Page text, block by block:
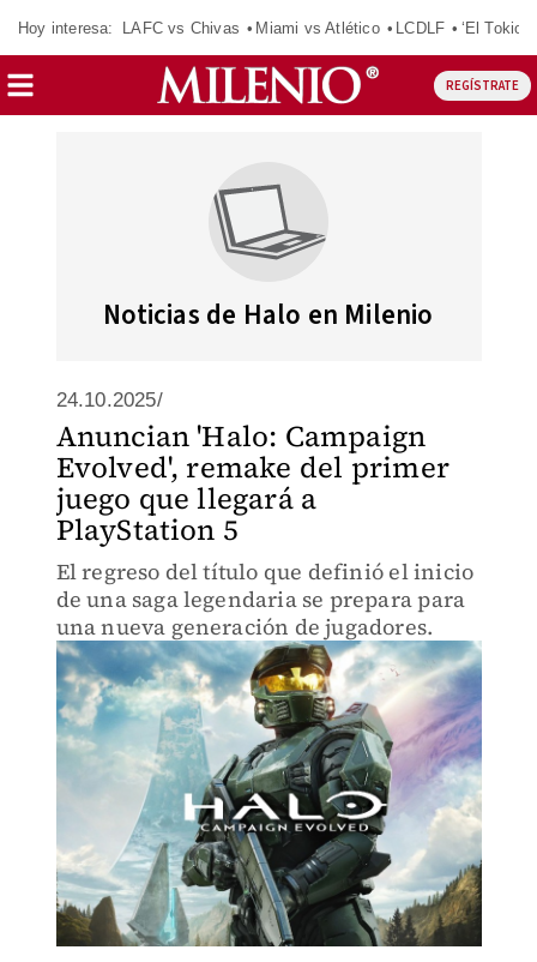
Hoy interesa: LAFC vs Chivas Miami vs Atlético LCDLF ‘El Tokio’
REGÍSTRATE
Noticias de Halo en Milenio
24.10.2025/
Anuncian 'Halo: Campaign
Evolved', remake del primer
juego que llegará a
PlayStation 5
El regreso del título que definió el inicio
de una saga legendaria se prepara para
una nueva generación de jugadores.